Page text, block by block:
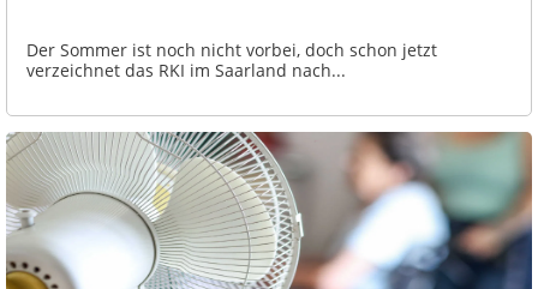
Der Sommer ist noch nicht vorbei, doch schon jetzt
verzeichnet das RKI im Saarland nach...